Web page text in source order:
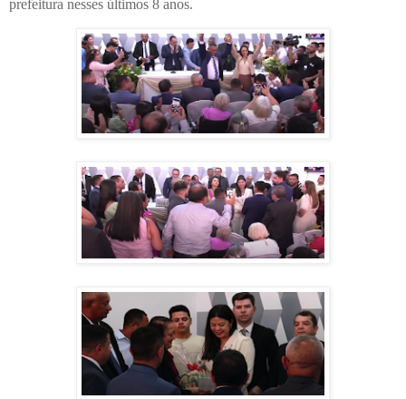
prefeitura nesses últimos 8 anos.